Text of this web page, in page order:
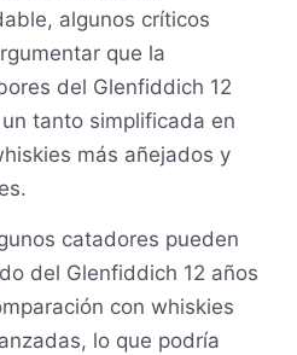
algunos críticos
que la
del Glenfiddich 12
tanto simplificada en
más añejados y
catadores pueden
del Glenfiddich 12 años
con whiskies
lo que podría